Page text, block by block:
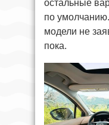
остальные
по
модели не
пока.